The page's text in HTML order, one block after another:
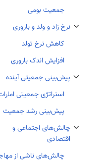
جمعیت بومی
نرخ زاد و ولد و باروری
تغییر وضعیت زیربخش‌های نرخ زاد و
کاهش نرخ تولد
افزایش اندک باروری
پیش‌بینی جمعیتی آینده
تغییر وضعیت زیربخش‌های پیش‌بینی
استراتژی جمعیتی
پیش‌بینی رشد جمعیت
چالش‌های اجتماعی و
اقتصادی
تغییر وضعیت زیربخش‌های
چالش‌های ناشی از